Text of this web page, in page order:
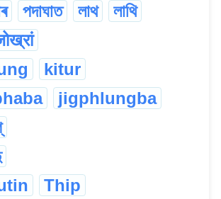
পদাঘাত লাথ লাথি
kitur
jigphlungba
Thip